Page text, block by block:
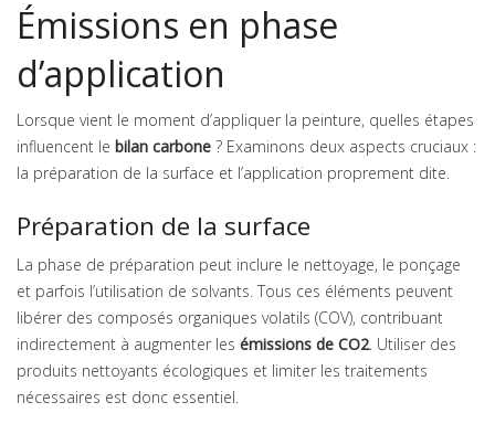
Émissions en phase
d’application
Lorsque vient le moment d’appliquer la peinture, quelles étapes
influencent le bilan carbone ? Examinons deux aspects cruciaux :
la préparation de la surface et l’application proprement dite.
Préparation de la surface
La phase de préparation peut inclure le nettoyage, le ponçage
et parfois l’utilisation de solvants. Tous ces éléments peuvent
libérer des composés organiques volatils (COV), contribuant
indirectement à augmenter les émissions de CO2. Utiliser des
produits nettoyants écologiques et limiter les traitements
nécessaires est donc essentiel.